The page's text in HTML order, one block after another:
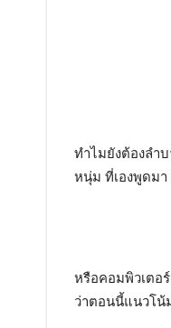
ทำไมยังต้องลำ
หนุ่ม ที่เองพูดมา
หรือคอมพิวเตอร์
ว่าตอนนี้แนวโน้